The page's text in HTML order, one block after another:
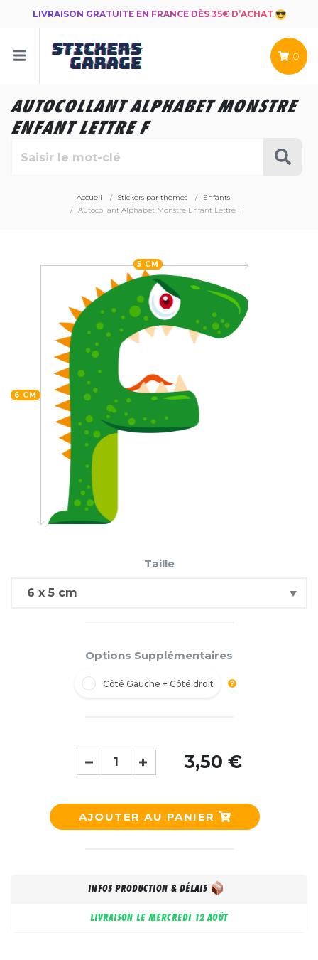
LIVRAISON GRATUITE EN FRANCE DÈS 35€ D’ACHAT
0
AUTOCOLLANT ALPHABET MONSTRE
ENFANT LETTRE F
Accueil Stickers par thèmes
Enfants
Autocollant Alphabet Monstre Enfant Lettre F
6 CM
5 CM
Taille
Options Supplémentaires
Côté Gauche + Côté droit
3,50 €
AJOUTER AU PANIER
INFOS PRODUCTION & DÉLAIS
LIVRAISON LE MERCREDI 12 AOÛT